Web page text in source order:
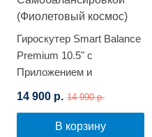
Гироскутер Smart Balance
Premium 10.5" с
Приложением и
Самобалансировкой
(Фиолетовый космос)
14 900 р. 14 990 р.
В корзину